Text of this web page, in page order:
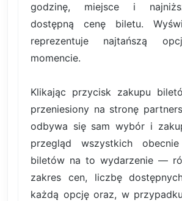
godzinę, miejsce i
dostępną cenę biletu.
reprezentuje najtańszą
momencie.
Klikając przycisk zakupu
przeniesiony na stronę
odbywa się sam wybór i
przegląd wszystkich
biletów na to wydarzenie —
zakres cen, liczbę
każdą opcję oraz, w